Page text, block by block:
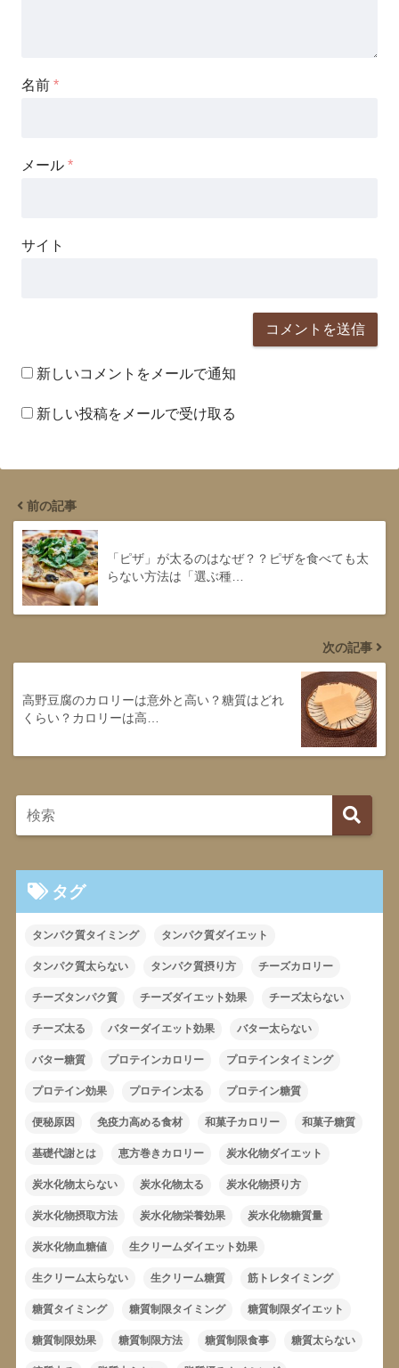
名前 *
メール *
サイト
新しいコメントをメールで通知
新しい投稿をメールで受け取る
前の記事
「ピザ」が太るのはなぜ？？ピザを食べても太
らない方法は「選ぶ種…
次の記事
高野豆腐のカロリーは意外と高い？糖質はどれ
くらい？カロリーは高…
タグ
タンパク質タイミング タンパク質ダイエット
タンパク質太らない タンパク質摂り方 チーズカロリー
チーズタンパク質 チーズダイエット効果 チーズ太らない
チーズ太る バターダイエット効果 バター太らない
バター糖質 プロテインカロリー プロテインタイミング
プロテイン効果 プロテイン太る プロテイン糖質
便秘原因 免疫力高める食材 和菓子カロリー 和菓子糖質
基礎代謝とは 恵方巻きカロリー 炭水化物ダイエット
炭水化物太らない 炭水化物太る 炭水化物摂り方
炭水化物摂取方法 炭水化物栄養効果 炭水化物糖質量
炭水化物血糖値 生クリームダイエット効果
生クリーム太らない 生クリーム糖質 筋トレタイミング
糖質タイミング 糖質制限タイミング 糖質制限ダイエット
糖質制限効果 糖質制限方法 糖質制限食事 糖質太らない